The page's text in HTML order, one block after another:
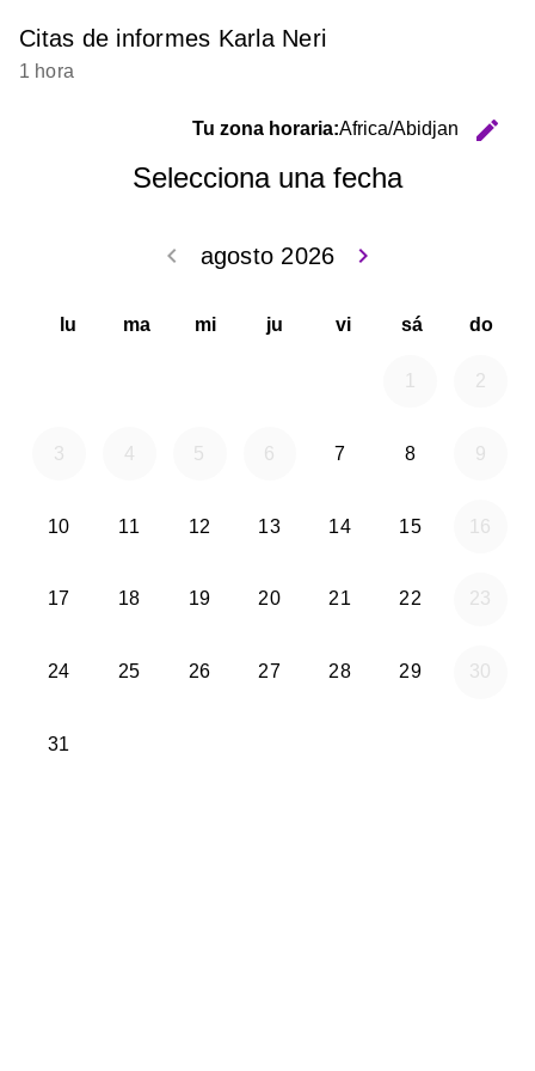
Citas de informes Karla Neri
1 hora
Tu zona horaria:Africa/Abidjan
edit
Selecciona una fecha
agosto 2026
keyboard_arrow_left
keyboard_arrow_right
lu ma mi ju vi sá do
2
3 4 5 6 7viernes 2026-08-07
8sábado9
10lunes 2026-08-10
11 martes 2026-08-11
12 miércoles 2026-08-12
13jueves 2026-08-13
14viernes 2026-08-14
15sábado
16
17lunes 2026-08-17
18martes 2026-08-18
19miércoles 2026-08-19
20jueves 2026-08-20
21 viernes 2026-08-21
22 sábado
23
24lunes 2026-08-24
25martes 2026-08-25
26miércoles 2026-08-26
27jueves 2026-08-27
28viernes 2026-08-28
29sábado
30
31